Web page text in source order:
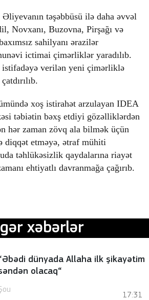
təşəbbüsü ilə daha əvvəl
Novxanı, Buzovna, Pirşağı və
sahilyanı ərazilər
ictimai çimərliklər yaradılıb.
istifadəyə verilən yeni çimərliklə
xoş istirahət arzulayan IDEA
təbiətin bəxş etdiyi gözəlliklərdən
hər zaman zövq ala bilmək üçün
diqqət etməyə, ətraf mühiti
təhlükəsizlik qaydalarına riayət
ehtiyatlı davranmağa çağırıb.
xəbərlər
dünyada Allaha ilk şikayətim
olacaq“
17:31